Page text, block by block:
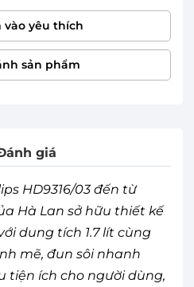
vào yêu thích
giá
HD9316/03 đến từ
Hà Lan sở hữu thiết kế
dung tích 1.7 lít cùng
mẽ, đun sôi nhanh
tiện ích cho người dùng,